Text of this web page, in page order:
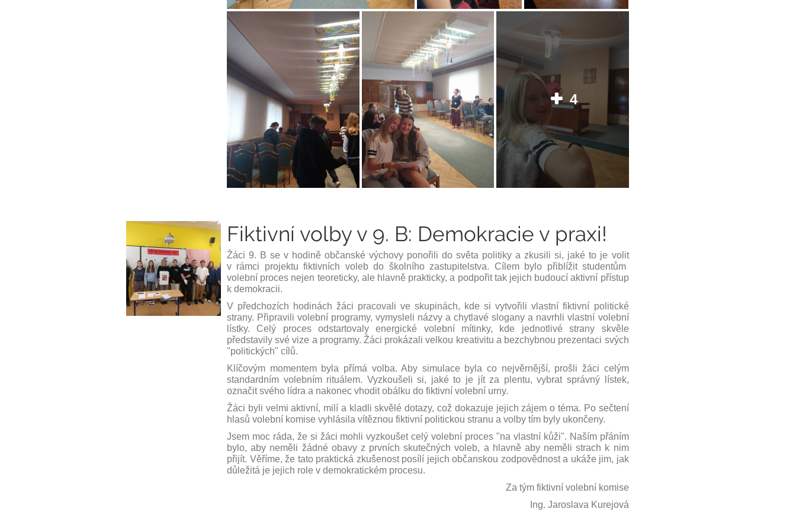
4
Fiktivní volby v 9. B: Demokracie v praxi!
Žáci 9. B se v hodiněobčanské výchovy ponořili do světa politiky a zkusili si, jaké to je volit
v rámci projektu fiktivních voleb do školního zastupitelstva. Cílem bylo přiblížit studentům
volební proces nejen teoreticky, ale hlavně prakticky, a podpořit tak jejich budoucí aktivní přístup
k demokracii.
V předchozích hodinách žáci pracovali ve skupinách, kde si vytvořili vlastní fiktivní politické
strany. Připravilivolební programy, vymysleli názvy a chytlavéslogany a navrhli vlastní volební
lístky. Celý proces odstartovaly energické volební mítinky, kde jednotlivé strany skvěle
představily své vize a programy. Žáci prokázali velkou kreativitu a bezchybnou prezentaci svých
"politických" cílů.
Klíčovým momentem byla přímá volba. Aby simulace byla co nejvěrnější, prošli žáci celým
standardním volebním rituálem. Vyzkoušeli si, jaké to je jít za plentu, vybrat správný lístek,
označit svého lídra a nakonec vhodit obálku do fiktivní volební urny.
Žáci byli velmiaktivní, milí a kladli skvělé dotazy, což dokazuje jejich zájem o téma. Po sečtení
hlasů volební komise vyhlásila vítěznou fiktivní politickou stranu a volby tím byly ukončeny.
Jsem moc ráda, že si žáci mohli vyzkoušet celý volební proces "na vlastní kůži". Naším přáním
bylo, aby neměli žádné obavyz prvních skutečných voleb, a hlavně aby neměli strach k nim
přijít. Věříme, že tato praktická zkušenost posílí jejich občanskou zodpovědnosta ukáže jim, jak
důležitá je jejich role v demokratickém procesu.
Za tým fiktivní volební komise
Ing. Jaroslava Kurejová